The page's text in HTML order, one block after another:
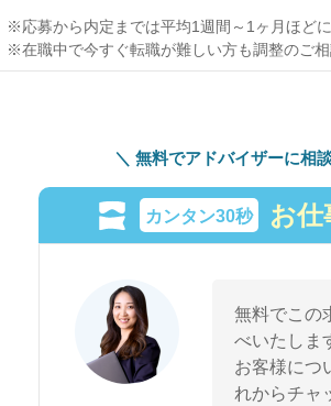
※応募から内定までは平均1週間～1ヶ月ほどに
※在職中で今すぐ転職が難しい方も調整のご相
無料でアドバイザーに相談
カンタン30秒 お仕
無料でこの
べいたしま
お客様につ
れからチャ